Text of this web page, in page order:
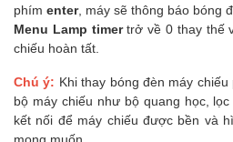
phím enter, máy sẽ thông báo bóng
Menu Lamp timertrở về 0 thay thế
chiếu hoàn tất.
Chú ý: Khi thay bóng đèn máy
bộ máy chiếu như bộ quang học,
kết nối để máy chiếu được bền và
mong muốn.